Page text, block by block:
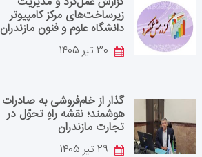
زیرساخت‌های مرکز کامپیوتر
دانشگاه علوم و فنون مازندران
گذار از خام‌فروشی به صادرات
هوشمند؛ نقشه راهِ تحوّل در
تجارت مازندران